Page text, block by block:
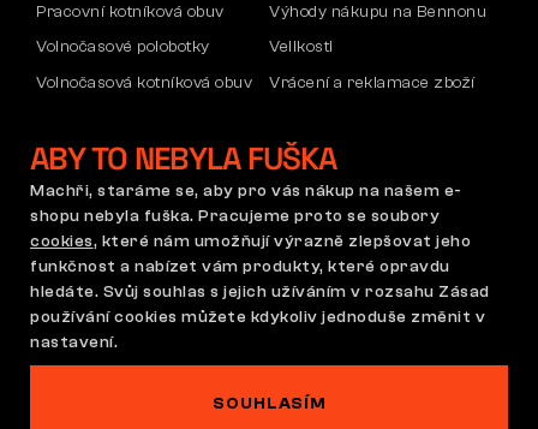
Pracovní kotníková obuv
Volnočasové polobotky
Volnočasová kotníková obuv
Mikiny
Výhody nákupu na Bennonu
Velikosti
Vrácení a reklamace zboží
Firemní účet
Reklamace a záruka
Obchodní podmínky
Reklamační řád
Nastavení cookies
GDPR
ABY TO NEBYLA FUŠKA
Machři, staráme se, aby pro vás nákup na našem e-
shopu nebyla fuška. Pracujeme proto se soubory
cookies, které nám umožňují výrazně zlepšovat jeho
funkčnost a nabízet vám produkty, které opravdu
hledáte. Svůj souhlas s jejich užíváním v rozsahu Zásad
používání cookies můžete kdykoliv jednoduše změnit v
nastavení.
SOUHLASÍM